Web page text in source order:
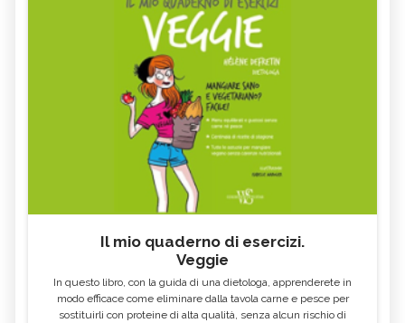
Il mio quaderno di esercizi.
Veggie
In questo libro, con la guida di una dietologa, apprenderete in
modo efficace come eliminare dalla tavola carne e pesce per
sostituirli con proteine di alta qualità, senza alcun rischio di